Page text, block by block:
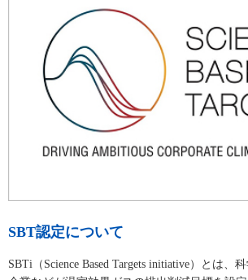
SBT認定について
SBTi（Science Based Targets initiative）とは、